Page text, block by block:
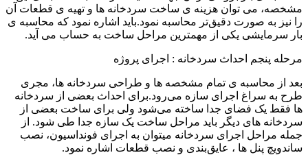
مشخصه، می ‌توان هزینه ی ساخت سردخانه ها و تهیه ی قطعات آن
را نیز به ‌صورت دقیق‌تر محاسبه نمود.باید اشاره نمود که محاسبه ی
بار سرمایشی یکی از مهمترین مراحل ساخت به حساب می آید.
مرحله پنجم احداث سردخانه : اجرای پروژه
بعد از محاسبه ی تمام مشخصه ها و طراحی سردخانه ها، مجری
طرح به سراغ اجرای سازه می‌رود.برای احداث بعضی از سردخانه
‌ها فقط یک فضای جدا ساخته می‌شود ولی برای ساخت بعضی از
سردخانه‌ های دیگر باید مراحل ساخت یک سازه جدا طی شود. از
جمله مراحل اجرای سردخانه میتوان به اجرای فونداسیون، نصب
ساندویچ پنل‌ ها ، عایق‌بندی و نصب قطعات اشاره نمود.